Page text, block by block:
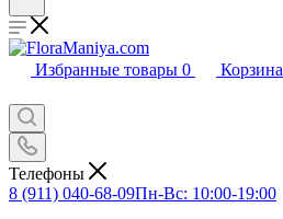
Избранные товары 0 Корзина
Телефоны
8 (911) 040-68-09Пн-Вс: 10:00-19:00